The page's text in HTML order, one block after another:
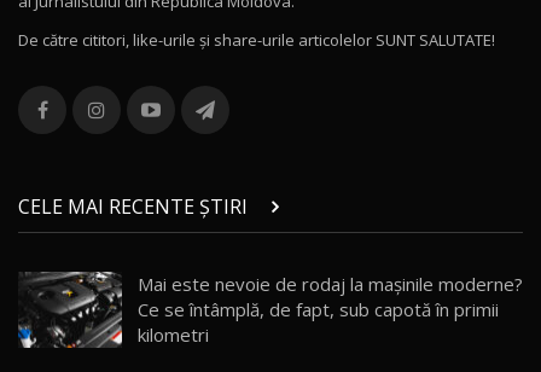
12 16:48
13
combină aventura cu luxul / AutoBlog.MD
36:08
chinez care face lumea să se întoarcă după el
/ AutoBlog.MD
17:27
15 14:37
De către cititori, like-urile şi share-urile articolelor SUNT SALUTATE!
CELE MAI RECENTE ȘTIRI
Mai este nevoie de rodaj la mașinile moderne?
Ce se întâmplă, de fapt, sub capotă în primii
kilometri